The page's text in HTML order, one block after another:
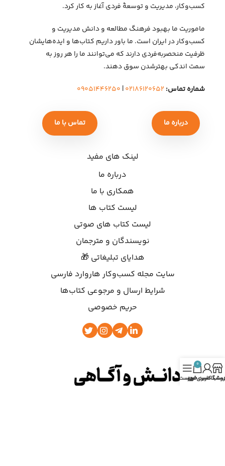
کسب‌وکار، مدیریت و توسعهٔ فردی آغاز به کار کرد.
ماموریت ما بهبود فرهنگ مطالعه و دانش مدیریت و
کسب‌وکار در ایران است. ما باور داریم کتاب‌ها و ایده‌هایشان
ظرفیت منحصربه‌فردی دارند که می‌توانند ما را هر روز به
سمت اندکی بهتر‌شدن سوق دهند.
شماره تماس: ۰۲۱۸۶۱۲۰۶۵۲| ۰۹۰۵۱۴۴۶۲۵۰
درباره ما تماس با ما
لینک های مفید
درباره ما
همکاری با ما
لیست کتاب ها
لیست کتاب های صوتی
نویسندگان و مترجمان
هدایای تبلیغاتی 🎁
سایت مجله کسب‌وکار هاروارد فارسی
شرایط ارسال و مرجوعی کتاب‌ها
حریم خصوصی
کاربری من
0
سبد خریدفهرست